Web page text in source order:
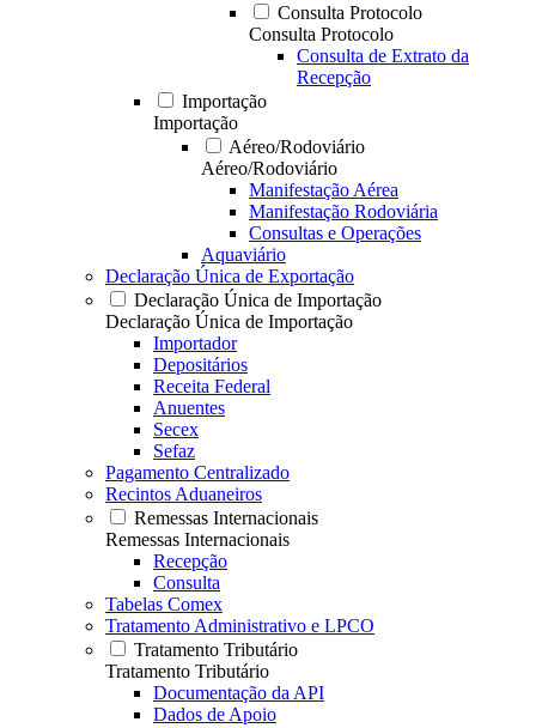
Consulta Protocolo
Consulta Protocolo
Consulta de Extrato da
Recepção
Importação
Importação
Aéreo/Rodoviário
Aéreo/Rodoviário
Manifestação Aérea
Manifestação Rodoviária
Consultas e Operações
Aquaviário
Declaração Única de Exportação
Declaração Única de Importação
Declaração Única de Importação
Importador
Depositários
Receita Federal
Anuentes
Secex
Sefaz
Pagamento Centralizado
Recintos Aduaneiros
Remessas Internacionais
Remessas Internacionais
Recepção
Consulta
Tabelas Comex
Tratamento Administrativo e LPCO
Tratamento Tributário
Tratamento Tributário
Documentação da API
Dados de Apoio